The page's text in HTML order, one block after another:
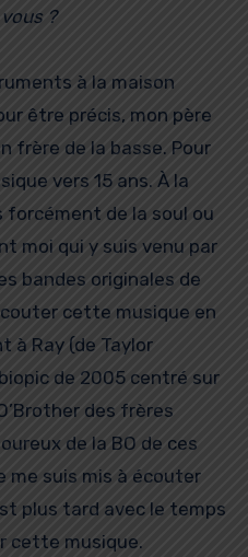
?
à la maison
être précis, mon père
frère de la basse. Pour
vers 15 ans. À la
forcément de la soul ou
moi qui y suis venu par
bandes originales de
cette musique en
à Ray (de Taylor
de 2005 centré sur
des frères
de la BO de ces
me suis mis à écouter
plus tard avec le temps
cette musique.